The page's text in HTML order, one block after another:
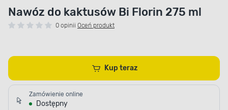
Nawóz do kaktusów Bi Florin 275 ml
0 opinii Oceń produkt
Kup teraz
Zamówienie online
Dostępny